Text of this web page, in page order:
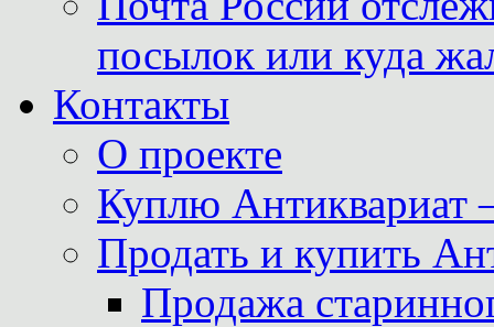
посылок или куда
Контакты
О проекте
Куплю Антиквариат
Продать и купить
Продажа